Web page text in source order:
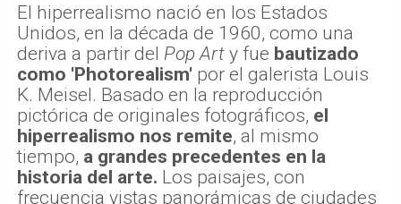
El hiperrealismo nació en los Estados
Unidos, en la década de 1960, como una
deriva a partir del Pop Art y fue bautizado
como 'Photorealism' por el galerista Louis
K. Meisel. Basado en la reproducción
pictórica de originales fotográficos, el
hiperrealismo nos remite, al mismo
tiempo, a grandes precedentes en la
historia del arte. Los paisajes, con
frecuencia vistas panorámicas de ciudades